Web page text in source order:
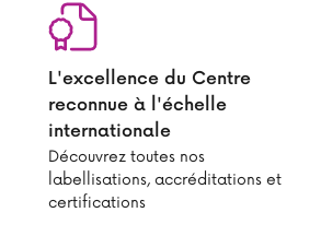
L'excellence du Centre
reconnue à l'échelle
internationale
Découvrez toutes nos
labellisations, accréditations et
certifications